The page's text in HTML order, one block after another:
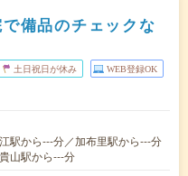
備品のチェックな
土日祝日が休み WEB登録OK
駅から---分／加布里駅から---分
山駅から---分